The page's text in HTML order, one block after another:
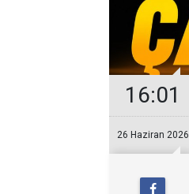
16:01
26 Haziran 2026